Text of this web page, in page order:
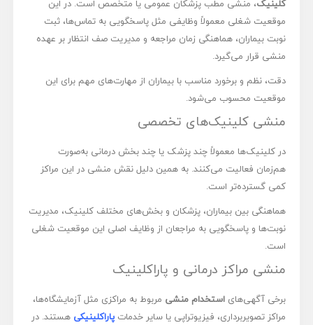
کلینیک، منشی مطب پزشکان عمومی یا متخصص است. در این
موقعیت شغلی معمولاً وظایفی مثل پاسخگویی به تماس‌ها، ثبت
نوبت بیماران، هماهنگی زمان مراجعه و مدیریت صف انتظار بر عهده
منشی قرار می‌گیرد.
دقت، نظم و برخورد مناسب با بیماران از مهارت‌های مهم برای این
موقعیت محسوب می‌شود.
منشی کلینیک‌های تخصصی
در کلینیک‌ها معمولاً چند پزشک یا چند بخش درمانی به‌صورت
هم‌زمان فعالیت می‌کنند. به همین دلیل نقش منشی در این مراکز
کمی گسترده‌تر است.
هماهنگی بین بیماران، پزشکان و بخش‌های مختلف کلینیک، مدیریت
نوبت‌ها و پاسخگویی به مراجعان از وظایف اصلی این موقعیت شغلی
است.
منشی مراکز درمانی و پاراکلینیک
برخی آگهی‌هایاستخدام منشی مربوط به مراکزی مثل آزمایشگاه‌ها،
مراکز تصویربرداری، فیزیوتراپی یا سایر خدماتپاراکلینیکی هستند. در